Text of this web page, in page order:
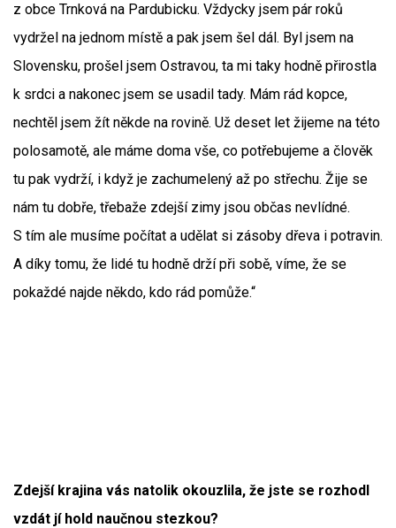
z obce Trnková na Pardubicku. Vždycky jsem pár roků
vydržel na jednom místě a pak jsem šel dál. Byl jsem na
Slovensku, prošel jsem Ostravou, ta mi taky hodně přirostla
k srdci a nakonec jsem se usadil tady. Mám rád kopce,
nechtěl jsem žít někde na rovině. Už deset let žijeme na této
polosamotě, ale máme doma vše, co potřebujeme a člověk
tu pak vydrží, i když je zachumelený až po střechu. Žije se
nám tu dobře, třebaže zdejší zimy jsou občas nevlídné.
S tím ale musíme počítat a udělat si zásoby dřeva i potravin.
A díky tomu, že lidé tu hodně drží při sobě, víme, že se
pokaždé najde někdo, kdo rád pomůže.“
Zdejší krajina vás natolik okouzlila, že jste se rozhodl
vzdát jí hold naučnou stezkou?